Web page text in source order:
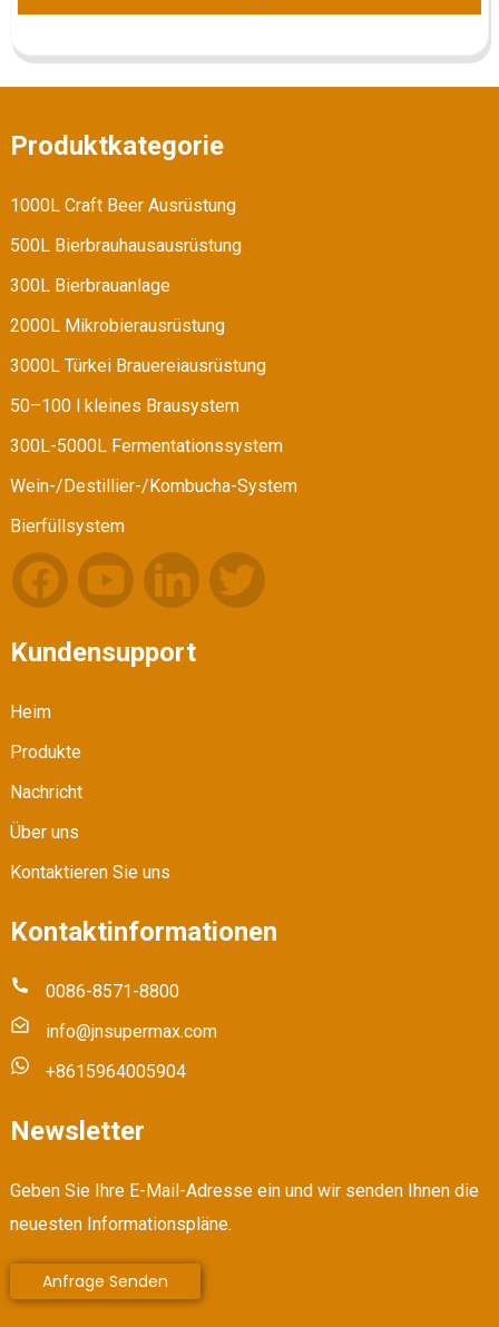
Produktkategorie
1000L Craft Beer Ausrüstung
500L Bierbrauhausausrüstung
300L Bierbrauanlage
2000L Mikrobierausrüstung
3000L Türkei Brauereiausrüstung
50–100 l kleines Brausystem
300L-5000L Fermentationssystem
Wein-/Destillier-/Kombucha-System
Bierfüllsystem
Kundensupport
Heim
Produkte
Nachricht
Über uns
Kontaktieren Sie uns
Kontaktinformationen
0086-8571-8800
info@jnsupermax.com
+8615964005904
Newsletter
Geben Sie Ihre E-Mail-Adresse ein und wir senden Ihnen die
neuesten Informationspläne.
Anfrage Senden